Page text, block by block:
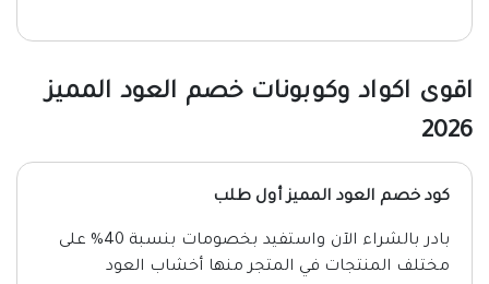
اقوى اكواد وكوبونات خصم العود المميز
2026
كود خصم العود المميز أول طلب
بادر بالشراء الآن واستفيد بخصومات بنسبة 40% على
مختلف المنتجات في المتجر منها أخشاب العود